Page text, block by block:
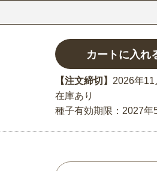
カートに入れ
【注文締切】 2026年11
在庫あり
種子有効期限：2027年